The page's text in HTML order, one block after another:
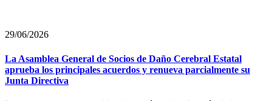
29/06/2026
La Asamblea General de Socios de Daño Cerebral Estatal
aprueba los principales acuerdos y renueva parcialmente su
Junta Directiva